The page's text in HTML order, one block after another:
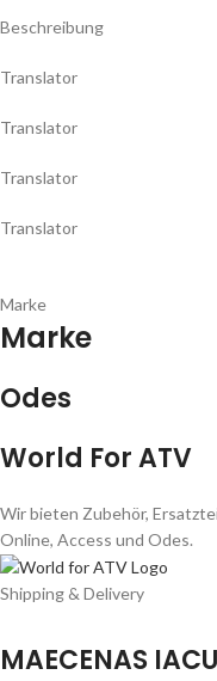
Beschreibung
Translator
Translator
Translator
Translator
Marke
Marke
Odes
World For ATV
Wir bieten Zubehör,
Online, Access und Odes.
Shipping & Delivery
MAECENAS